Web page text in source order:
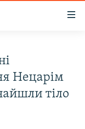
Нецарім
тіло